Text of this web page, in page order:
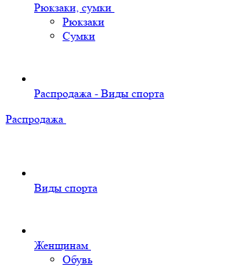
Рюкзаки, сумки
Рюкзаки
Сумки
Распродажа - Виды спорта
Распродажа
Виды спорта
Женщинам
Обувь